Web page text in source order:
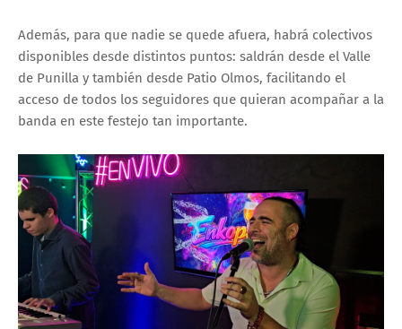
Además, para que nadie se quede afuera, habrá colectivos
disponibles desde distintos puntos: saldrán desde el Valle
de Punilla y también desde Patio Olmos, facilitando el
acceso de todos los seguidores que quieran acompañar a la
banda en este festejo tan importante.